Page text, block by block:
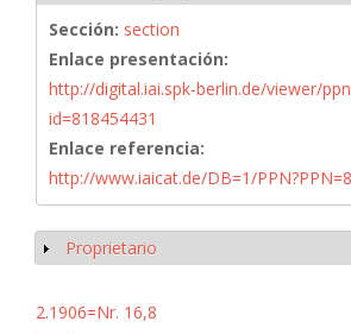
Sección: section
Enlace presentación:
http://digital.iai.spk-berlin.de/viewer/
id=818454431
Enlace referencia:
http://www.iaicat.de/DB=1/
Mostrar
Proprietario
2.1906=Nr. 16,8